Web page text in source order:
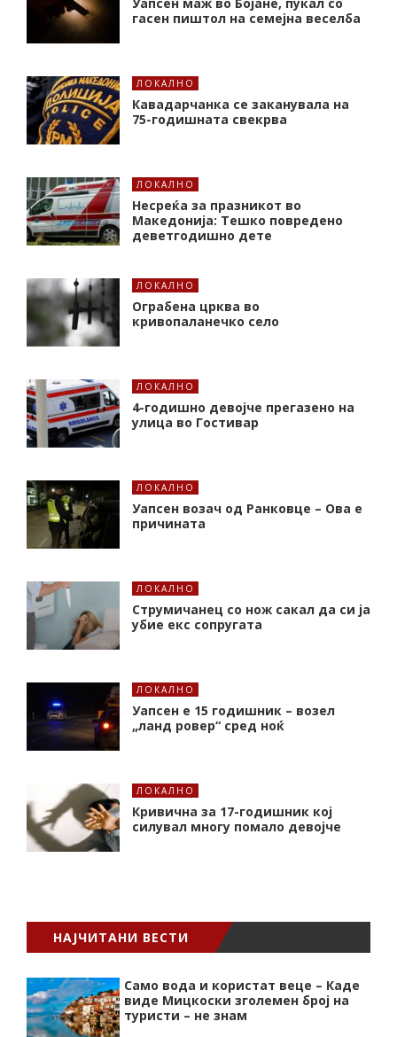
гасен пиштол на семејна веселба
ЛОКАЛНО
Кавадарчанка се заканувала на
75-годишната свекрва
ЛОКАЛНО
Несреќа за празникот во
Македонија: Тешко повредено
деветгодишно дете
ЛОКАЛНО
Ограбена црква во
кривопаланечко село
ЛОКАЛНО
4-годишно девојче прегазено на
улица во Гостивар
ЛОКАЛНО
Уапсен возач од Ранковце – Ова е
причината
ЛОКАЛНО
Струмичанец со нож сакал да си ја
убие екс сопругата
ЛОКАЛНО
Уапсен е 15 годишник – возел
„ланд ровер“ сред ноќ
ЛОКАЛНО
Кривична за 17-годишник кој
силувал многу помало девојче
НАЈЧИТАНИ ВЕСТИ
Само вода и користат веце – Каде
виде Мицкоски зголемен број на
туристи – не знам